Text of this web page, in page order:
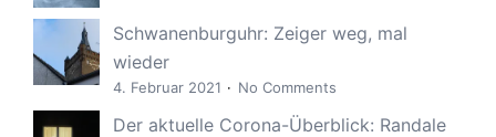
Schwanenburguhr: Zeiger weg, mal
wieder
4. Februar 2021 No Comments
Der aktuelle Corona-Überblick: Randale